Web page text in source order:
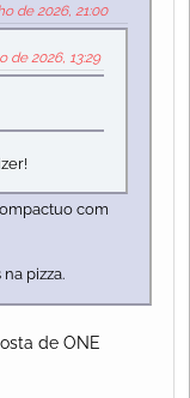
de 2026, 21:00
de 2026, 13:29
com
pizza.
de ONE